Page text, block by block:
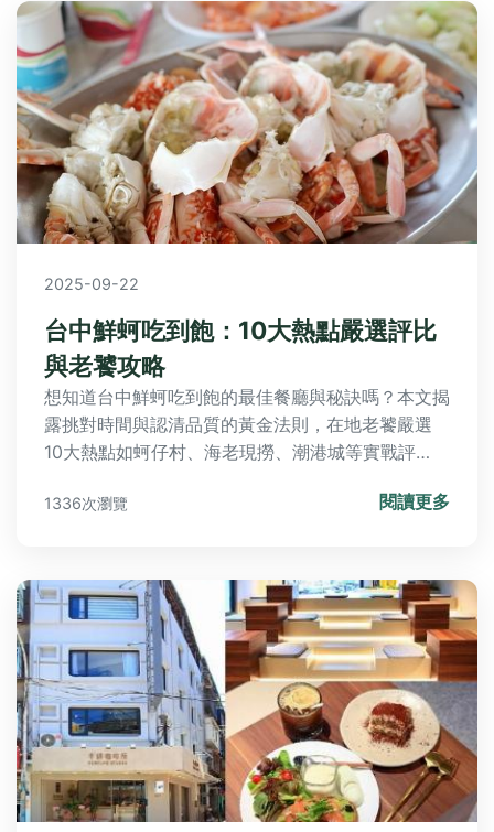
2025-09-22
台中鮮蚵吃到飽：10大熱點嚴選評比
與老饕攻略
想知道台中鮮蚵吃到飽的最佳餐廳與秘訣嗎？本文揭
露挑對時間與認清品質的黃金法則，在地老饕嚴選
10大熱點如蚵仔村、海老現撈、潮港城等實戰評
鬆享受無限量鮮美蚵仔盛宴！
1336次瀏覽 閱讀更多